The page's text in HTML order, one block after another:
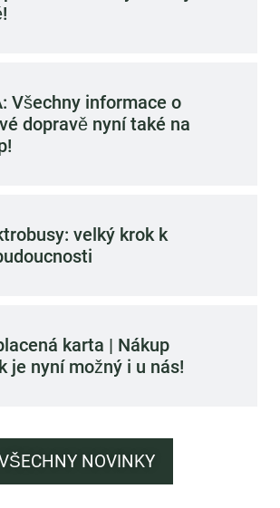
Všechny informace o
dopravě nyní také na
velký krok k
karta | Nákup
je nyní možný i u nás!
NOVINKY